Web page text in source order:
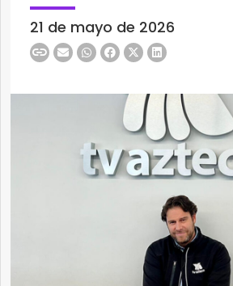
21 de mayo de 2026